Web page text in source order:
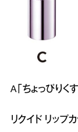
A「ちょっぴりく
リクイド リップ